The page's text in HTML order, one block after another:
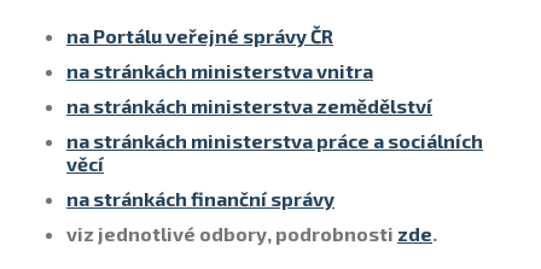
na Portálu veřejné správy ČR
na stránkách ministerstva vnitra
na stránkách ministerstva zemědělství
na stránkách ministerstva práce a sociálních
věcí
na stránkách finanční správy
viz jednotlivé odbory, podrobnosti zde.